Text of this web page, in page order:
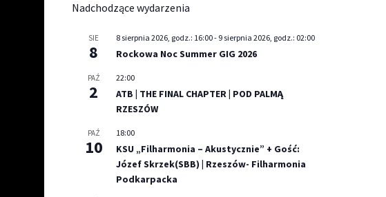
Nadchodzące wydarzenia
SIE
8
8 sierpnia 2026, godz.: 16:00- 9 sierpnia 2026, godz.: 02:00
Rockowa Noc Summer GIG 2026
PAŹ
2
22:00
ATB | THE FINAL CHAPTER | POD PALMĄ
RZESZÓW
PAŹ
10
18:00
KSU „Filharmonia – Akustycznie” + Gość:
Józef Skrzek(SBB) | Rzeszów- Filharmonia
Podkarpacka